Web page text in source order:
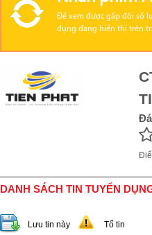
Để xem được gấp đôi số
dụng đang hiển thị trên
DANH SÁCH TIN TUYỂN
Lưu tin này Tố tin